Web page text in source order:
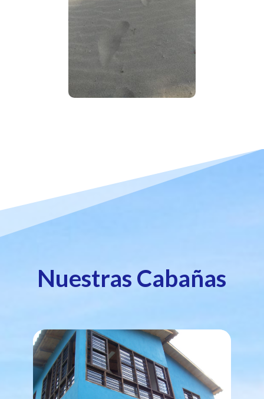
Nuestras Cabañas